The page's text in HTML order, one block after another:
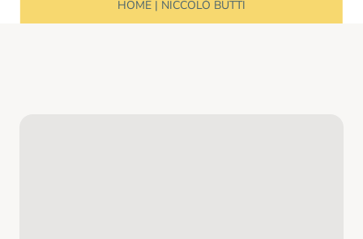
HOME| NICCOLÒ BUTTI